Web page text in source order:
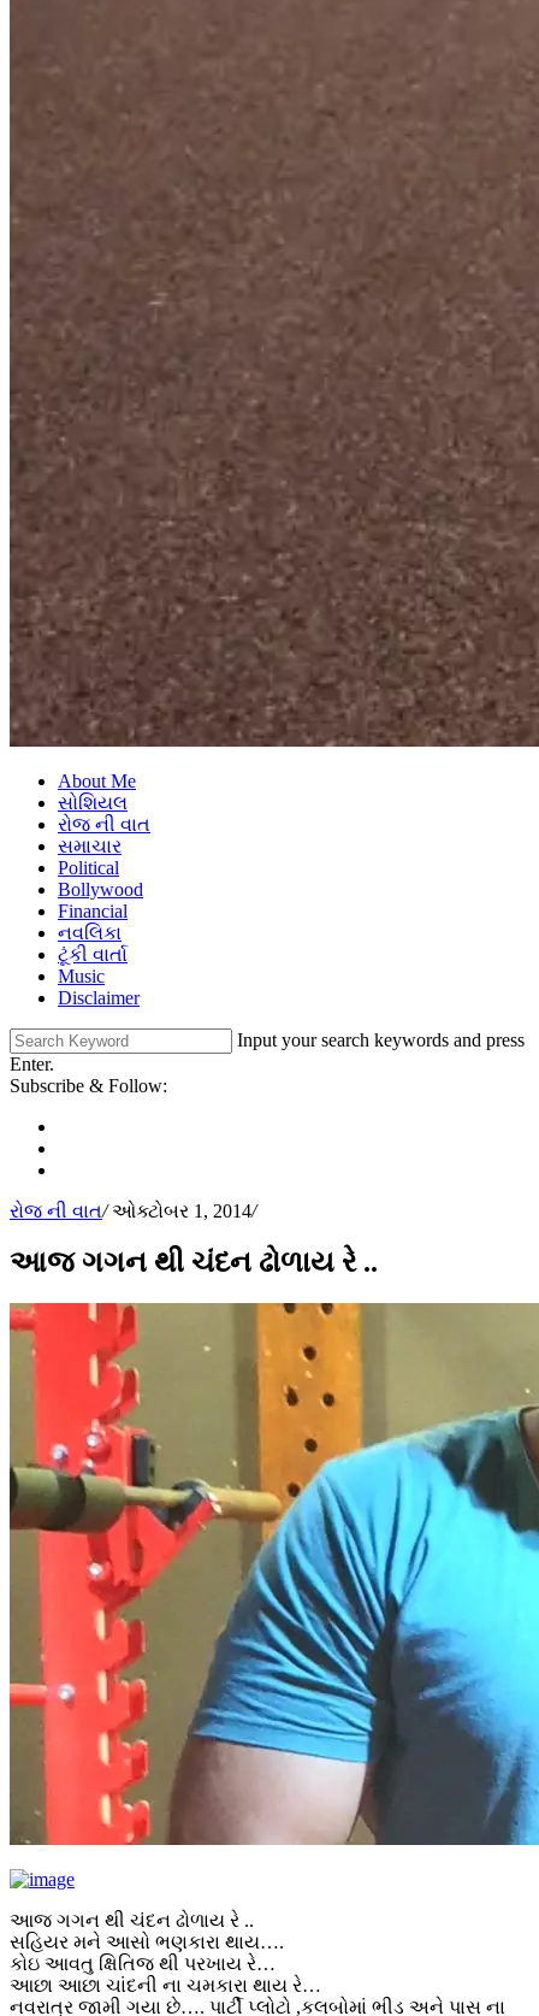
About Me
સોશિયલ
રોજ ની વાત
સમાચાર
Political
Bollywood
Financial
નવલિકા
ટૂંકી વાર્તા
Music
Disclaimer
Input your search keywords and press
Enter.
Subscribe & Follow:
રોજ ની વાત/ઓક્ટોબર 1, 2014/
આજ ગગન થી ચંદન ઢોળાય રે ..
આજ ગગન થી ચંદન ઢોળાય રે ..
સહિયર મને આસો ભણકારા થાય….
કોઇ આવતુ ક્ષિતિજ થી પરખાય રે…
આછા આછા ચાંદની ના ચમકારા થાય રે…
નવરાત્ર જામી ગયા છે…. પાર્ટી પ્લોટો ,કલબોમાં ભીડ અને પાસ ના